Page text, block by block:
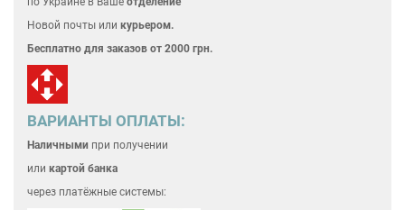
Новой почты или курьером.
Бесплатно для заказов от 2000 грн.
ВАРИАНТЫ ОПЛАТЫ:
Наличными при получении
или картой банка
через платёжные системы: